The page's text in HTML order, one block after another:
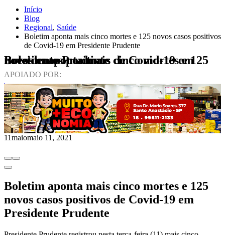
Início
Blog
Regional, Saúde
Boletim aponta mais cinco mortes e 125 novos casos positivos
de Covid-19 em Presidente Prudente
Boletim aponta mais cinco mortes e 125 novos casos positivos de Covid-19 em Presidente Prudente
APOIADO POR:
11maiomaio 11, 2021
Boletim aponta mais cinco mortes e 125
novos casos positivos de Covid-19 em
Presidente Prudente